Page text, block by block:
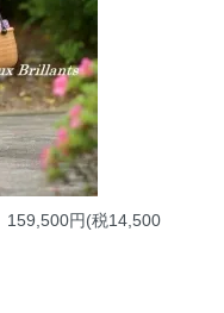
159,500円(税14,500